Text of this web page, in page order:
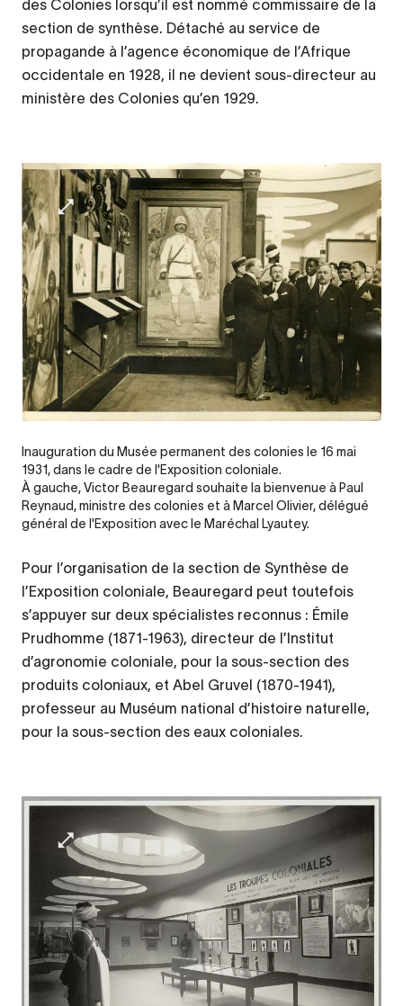
des Colonies lorsqu’il est nommé commissaire de la
section de synthèse. Détaché au service de
propagande à l’agence économique de l’Afrique
occidentale en 1928, il ne devient sous-directeur au
ministère des Colonies qu’en 1929.
Inauguration du Musée permanent des colonies le 16 mai
1931, dans le cadre de l'Exposition coloniale.
À gauche, Victor Beauregard souhaite la bienvenue à Paul
Reynaud, ministre des colonies et à Marcel Olivier, délégué
général de l'Exposition avec le Maréchal Lyautey.
Pour l’organisation de la section de Synthèse de
l’Exposition coloniale, Beauregard peut toutefois
s’appuyer sur deux spécialistes reconnus : Émile
Prudhomme (1871-1963), directeur de l’Institut
d’agronomie coloniale, pour la sous-section des
produits coloniaux, et Abel Gruvel (1870-1941),
professeur au Muséum national d’histoire naturelle,
pour la sous-section des eaux coloniales.